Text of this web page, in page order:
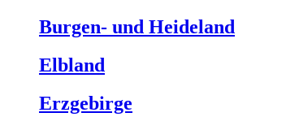
Burgen- und Heideland
Elbland
Erzgebirge